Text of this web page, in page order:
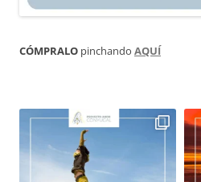
CÓMPRALO pinchando AQUÍ